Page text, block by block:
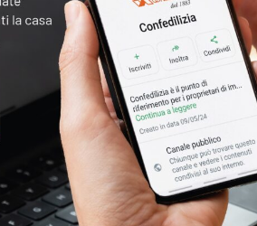
al contenuto
è riservato ai
abilitati.
presenti nelle Banche dati
dei soci ma per poterli
inserire i dati di accesso
della pagina
nome utente e password